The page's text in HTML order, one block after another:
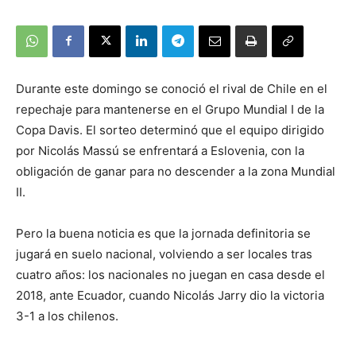
Durante este domingo se conoció el rival de Chile en el
repechaje para mantenerse en el Grupo Mundial I de la
Copa Davis. El sorteo determinó que el equipo dirigido
por Nicolás Massú se enfrentará a Eslovenia, con la
obligación de ganar para no descender a la zona Mundial
II.
Pero la buena noticia es que la jornada definitoria se
jugará en suelo nacional, volviendo a ser locales tras
cuatro años: los nacionales no juegan en casa desde el
2018, ante Ecuador, cuando Nicolás Jarry dio la victoria
3-1 a los chilenos.